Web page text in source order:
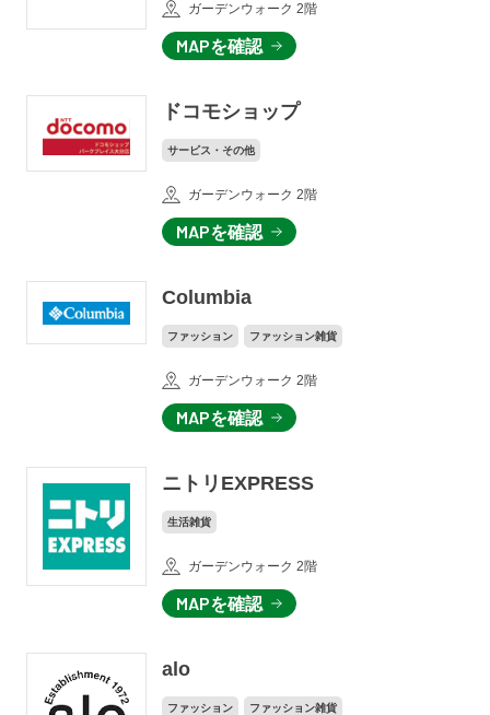
ガーデンウォーク 2階
MAPを確認
ドコモショップ
サービス・その他
ガーデンウォーク 2階
MAPを確認
Columbia
ファッション ファッション雑貨
ガーデンウォーク 2階
MAPを確認
ニトリEXPRESS
生活雑貨
ガーデンウォーク 2階
MAPを確認
alo
ファッション ファッション雑貨